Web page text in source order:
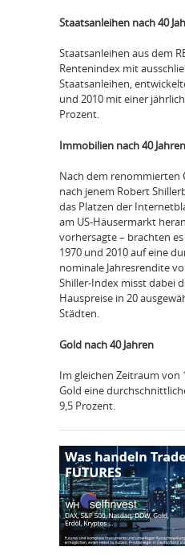
Staatsanleihen nach 40
Staatsanleihen aus dem
Rentenindex mit
Staatsanleihen,
und 2010 mit einer
Prozent.
Immobilien nach 40 Jahren
Nach dem renommierten
nach jenem Robert
das Platzen der
am US-Häusermarkt
vorhersagte – brachten
1970 und 2010 auf eine
nominale Jahresrendite
Shiller-Index misst dabei
Hauspreise in 20
Städten.
Gold nach 40 Jahren
Im gleichen Zeitraum von
Gold eine
9,5 Prozent.